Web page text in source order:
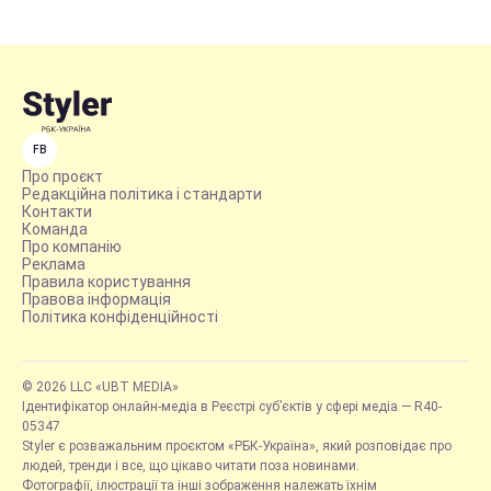
FB
Про проєкт
Редакційна політика і стандарти
Контакти
Команда
Про компанію
Реклама
Правила користування
Правова інформація
Політика конфіденційності
© 2026 LLC «UBT MEDIA»
Ідентифікатор онлайн-медіа в Реєстрі суб’єктів у сфері медіа — R40-
05347
Styler є розважальним проєктом «РБК-Україна», який розповідає про
людей, тренди і все, що цікаво читати поза новинами.
Фотографії, ілюстрації та інші зображення належать їхнім